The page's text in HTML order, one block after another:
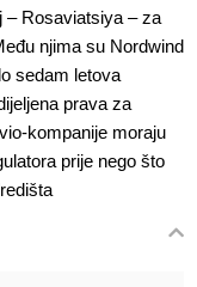
– Rosaviatsiya – za
njima su Nordwind
sedam letova
prava za
kompanije moraju
prije nego što